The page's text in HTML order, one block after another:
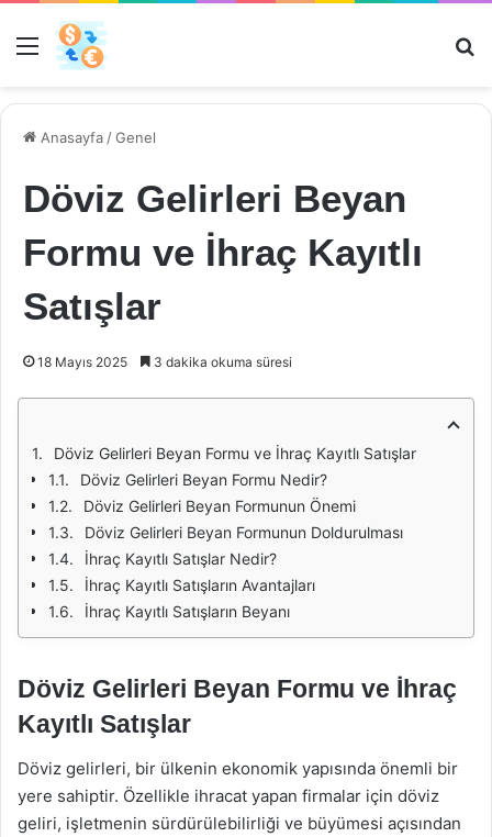
Menü
Anasayfa /Genel
Döviz Gelirleri Beyan
Formu ve İhraç Kayıtlı
Satışlar
18 Mayıs 2025 3 dakika okuma süresi
Döviz Gelirleri Beyan Formu ve İhraç Kayıtlı Satışlar
Döviz Gelirleri Beyan Formu Nedir?
Döviz Gelirleri Beyan Formunun Önemi
Döviz Gelirleri Beyan Formunun Doldurulması
İhraç Kayıtlı Satışlar Nedir?
İhraç Kayıtlı Satışların Avantajları
İhraç Kayıtlı Satışların Beyanı
Döviz Gelirleri Beyan Formu ve İhraç
Kayıtlı Satışlar
Döviz gelirleri, bir ülkenin ekonomik yapısında önemli bir
yere sahiptir. Özellikle ihracat yapan firmalar için döviz
geliri, işletmenin sürdürülebilirliği ve büyümesi açısından